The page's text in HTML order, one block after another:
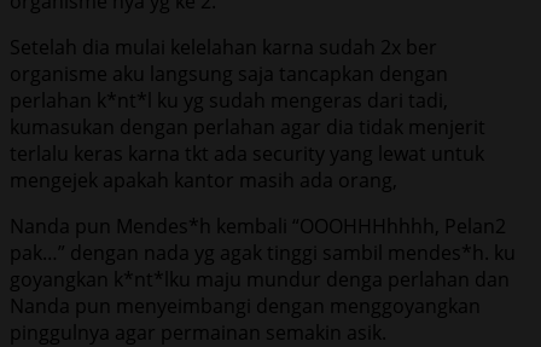
Setelah dia mulai kelelahan karna sudah 2x ber
organisme aku langsung saja tancapkan dengan
perlahan k*nt*l ku yg sudah mengeras dari tadi,
kumasukan dengan perlahan agar dia tidak menjerit
terlalu keras karna tkt ada security yang lewat untuk
mengejek apakah kantor masih ada orang,
Nanda pun Mendes*h kembali “OOOHHHhhhh, Pelan2
pak…” dengan nada yg agak tinggi sambil mendes*h. ku
goyangkan k*nt*lku maju mundur denga perlahan dan
Nanda pun menyeimbangi dengan menggoyangkan
pinggulnya agar permainan semakin asik.